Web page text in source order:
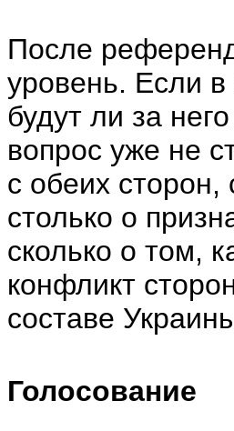
После
уровень. Если
будут ли за
вопрос уже не
с обеих сторон,
столько о
сколько о том,
конфликт
составе
Голосование